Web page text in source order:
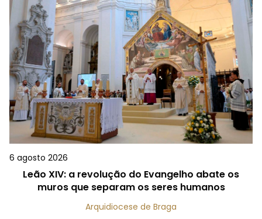
6 agosto 2026
Leão XIV: a revolução do Evangelho abate os
muros que separam os seres humanos
Arquidiocese de Braga